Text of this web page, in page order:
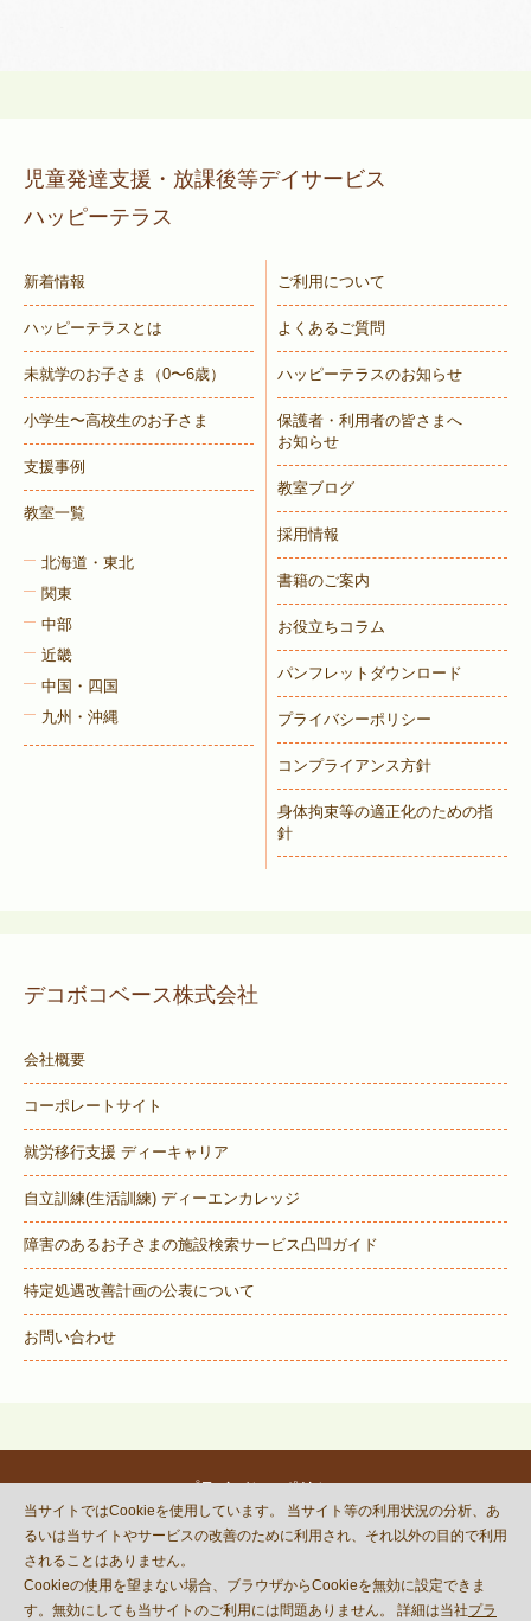
児童発達支援・放課後等デイサービス
ハッピーテラス
新着情報
ハッピーテラスとは
未就学のお子さま （0〜6歳）
小学生〜高校生のお子さま
支援事例
教室一覧
北海道・東北
関東
中部
近畿
中国・四国
九州・沖縄
ご利用について
よくあるご質問
ハッピーテラスのお知らせ
保護者・利用者の皆さまへ
お知らせ
教室ブログ
採用情報
書籍のご案内
お役立ちコラム
パンフレットダウンロード
プライバシーポリシー
コンプライアンス方針
身体拘束等の適正化のための指
針
デコボコベース株式会社
会社概要
コーポレートサイト
就労移行支援 ディーキャリア
自立訓練(生活訓練) ディーエンカレッジ
障害のあるお子さまの施設検索サービス凸凹ガイド
特定処遇改善計画の公表について
お問い合わせ
プライバシーポリシー
© DECOBOCO BASE Co.,Ltd.
and Terms of Serviceapply.
当サイトではCookieを使用しています。 当サイト等の利用状況の分析、あ
るいは当サイトやサービスの改善のために利用され、それ以外の目的で利用
されることはありません。
Cookieの使用を望まない場合、ブラウザからCookieを無効に設定できま
す。無効にしても当サイトのご利用には問題ありません。 詳細は当社プラ